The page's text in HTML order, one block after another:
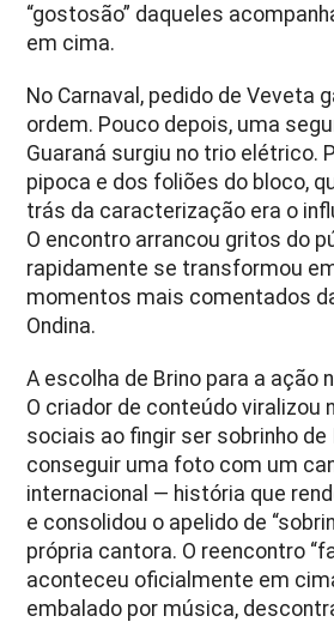
“gostosão” daqueles
em cima.
No Carnaval, pedido de Veveta
ordem. Pouco depois, uma
Guaraná surgiu no trio elétrico.
pipoca e dos foliões do bloco,
trás da caracterização era o
O encontro arrancou gritos do
rapidamente se transformou
momentos mais comentados
Ondina.
A escolha de Brino para a ação
O criador de conteúdo viralizou
sociais ao fingir ser sobrinho de
conseguir uma foto com um
internacional — história que
e consolidou o apelido de
própria cantora. O reencontro
aconteceu oficialmente em
embalado por música,